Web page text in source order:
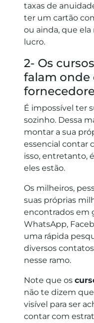
taxas de
ter um cartão
ou ainda, que
lucro.
2- Os
falam onde
É impossível ter
sozinho. Dessa
montar a sua
essencial contar
isso, entretanto,
eles estão.
Os milheiros,
suas próprias
encontrados em
WhatsApp,
uma rápida
diversos
nesse ramo.
Note que os
não te dizem
visível para ser
contar com